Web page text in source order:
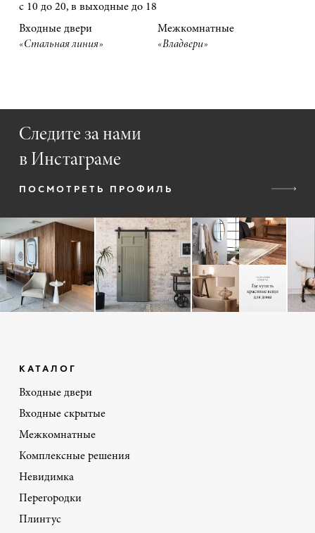
с 10 до 20, в выходные до 18
Входные двери
«Стальная линия»
Межкомнатные
«Владвери»
Следите за нами
в Инстаграме
ПОСМОТРЕТЬ ПРОФИЛЬ
КАТАЛОГ
Входные двери
Входные скрытые
Межкомнатные
Комплексные решения
Невидимка
Перегородки
Плинтус